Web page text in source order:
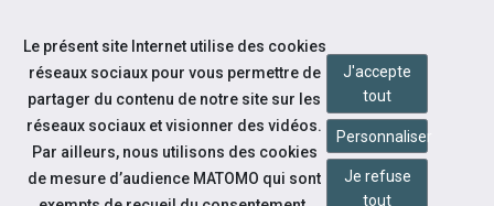
Aller au contenu
Notre actualité
Le présent site Internet utilise des cookies
réseaux sociaux pour vous permettre de
partager du contenu de notre site sur les
réseaux sociaux et visionner des vidéos.
Par ailleurs, nous utilisons des cookies
de mesure d’audience MATOMO qui sont
J'accepte
tout
Personnaliser
Je refuse
tout